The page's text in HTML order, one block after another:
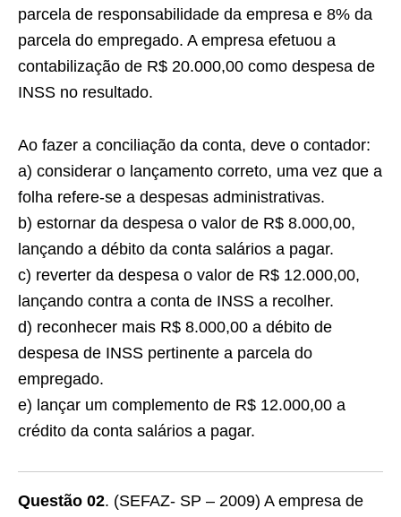
parcela de responsabilidade da empresa e 8% da
parcela do empregado. A empresa efetuou a
contabilização de R$ 20.000,00 como despesa de
INSS no resultado.
Ao fazer a conciliação da conta, deve o contador:
a) considerar o lançamento correto, uma vez que a
folha refere-se a despesas administrativas.
b) estornar da despesa o valor de R$ 8.000,00,
lançando a débito da conta salários a pagar.
c) reverter da despesa o valor de R$ 12.000,00,
lançando contra a conta de INSS a recolher.
d) reconhecer mais R$ 8.000,00 a débito de
despesa de INSS pertinente a parcela do
empregado.
e) lançar um complemento de R$ 12.000,00 a
crédito da conta salários a pagar.
Questão 02. (SEFAZ- SP – 2009) A empresa de